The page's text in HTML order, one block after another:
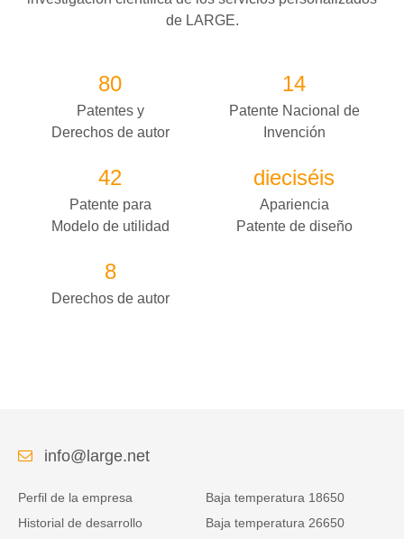
de LARGE.
80
Patentes y
Derechos de autor
14
Patente Nacional de
Invención
42
Patente para
Modelo de utilidad
dieciséis
Apariencia
Patente de diseño
8
Derechos de autor
info@large.net
Perfil de la empresa
Historial de desarrollo
Baja temperatura 18650
Baja temperatura 26650